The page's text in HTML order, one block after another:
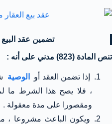
تضمين عقد
تنص المادة (823) مدني على أنه :
إذا تضمن العقد أو الوصية
، فلا يصح هذا الشرط ما
ومقصورا على مدة معقولة .
ويكون الباعث مشروعا ،